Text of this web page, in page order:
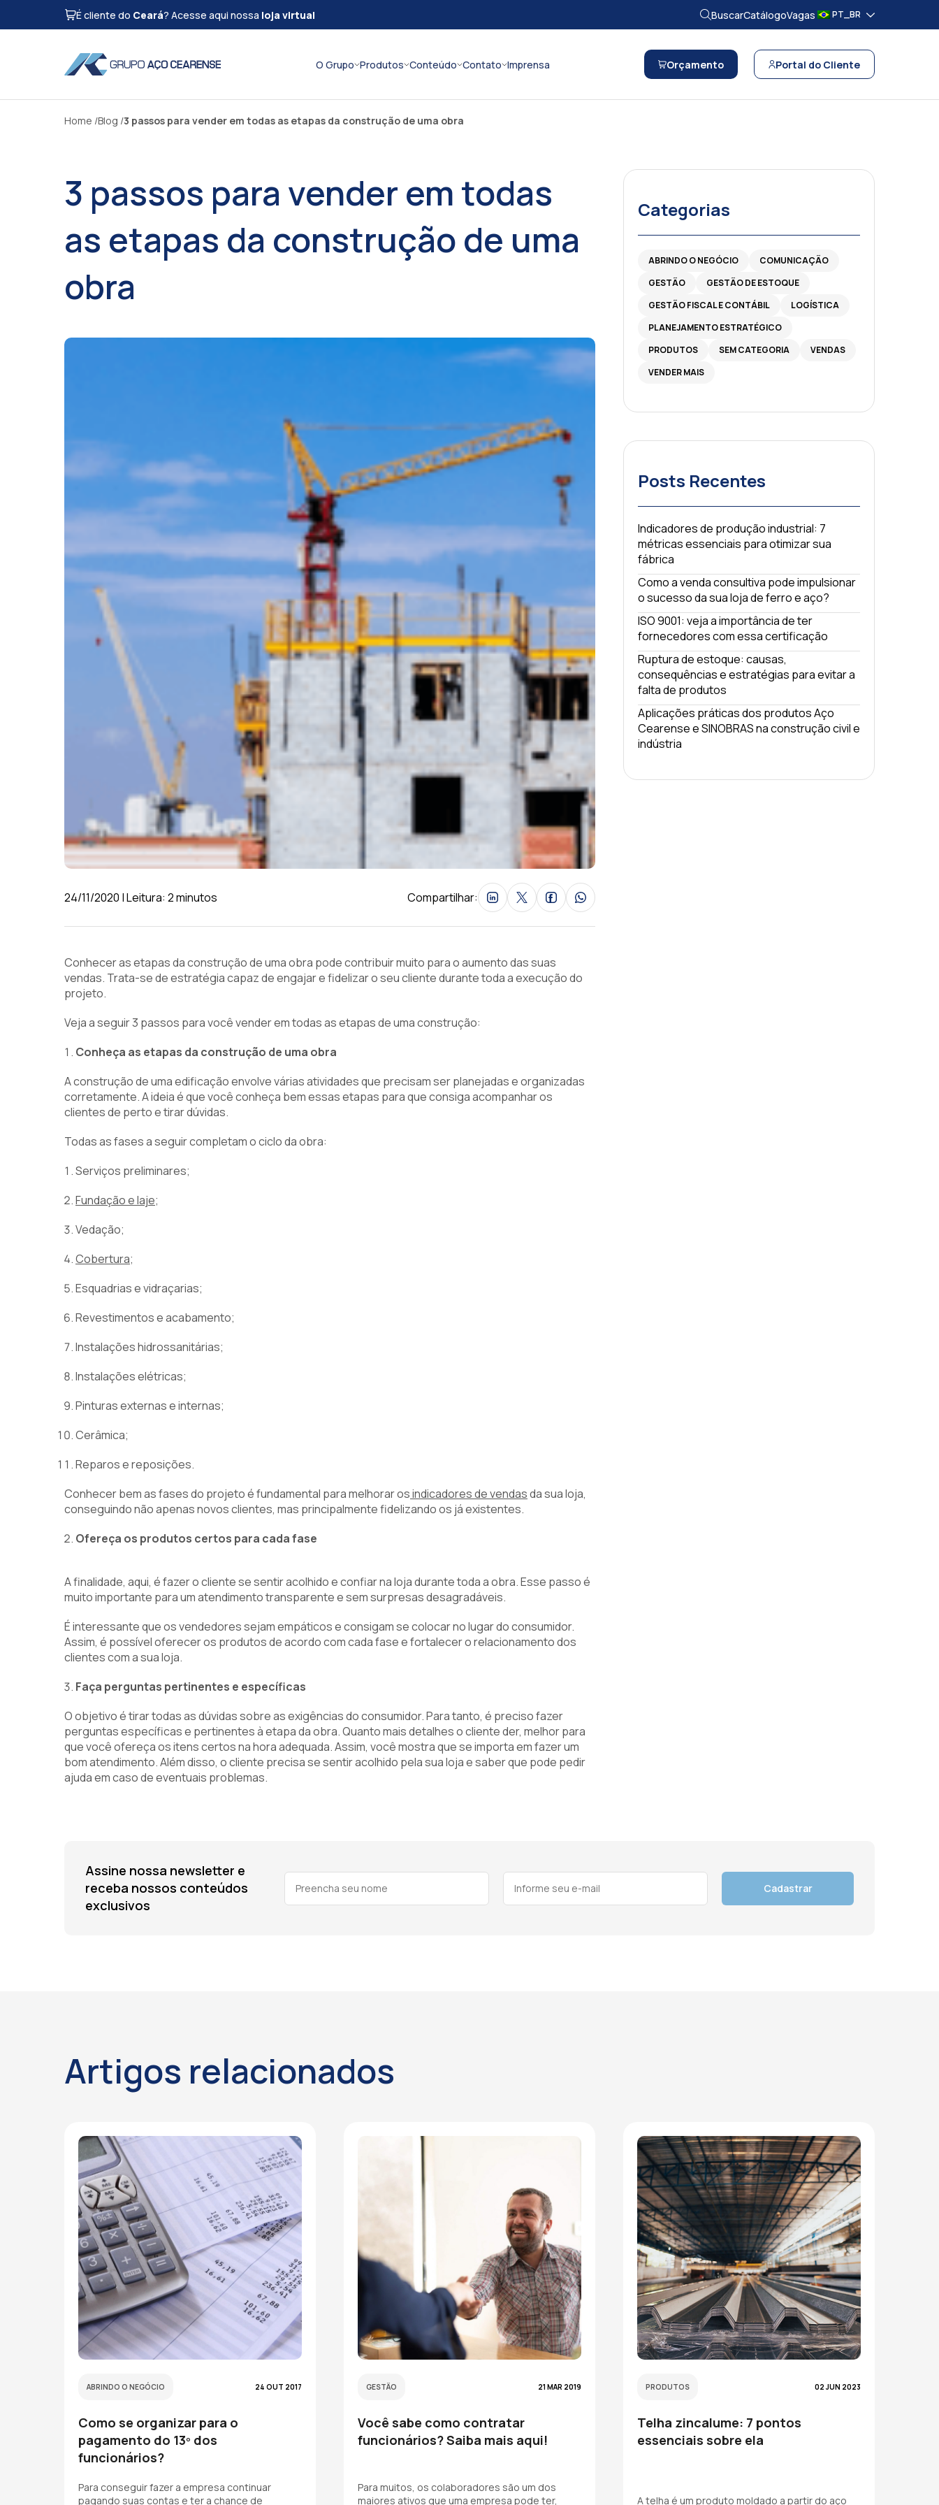
É cliente do Ceará? Acesse aqui nossa loja virtual BuscarCatálogoVagas PT_BR
O Grupo Produtos Conteúdo Contato Imprensa Orçamento Portal do Cliente
Home Blog 3 passos para vender em todas as etapas da construção de uma obra
3 passos para vender em todas
as etapas da construção de uma
obra
24/11/2020 | Leitura: 2 minutos Compartilhar:
Conhecer as etapas da construção de uma obra pode contribuir muito para o aumento das suas
vendas. Trata-se de estratégia capaz de engajar e fidelizar o seu cliente durante toda a execução do
projeto.
Veja a seguir 3 passos para você vender em todas as etapas de uma construção:
Conheça as etapas da construção de uma obra
A construção de uma edificação envolve várias atividades que precisam ser planejadas e organizadas
corretamente. A ideia é que você conheça bem essas etapas para que consiga acompanhar os
clientes de perto e tirar dúvidas.
Todas as fases a seguir completam o ciclo da obra:
Serviços preliminares;
Fundação e laje;
Vedação;
Cobertura;
Esquadrias e vidraçarias;
Revestimentos e acabamento;
Instalações hidrossanitárias;
Instalações elétricas;
Pinturas externas e internas;
Cerâmica;
Reparos e reposições.
Conhecer bem as fases do projeto é fundamental para melhorar osindicadores de vendasda sua loja,
conseguindo não apenas novos clientes, mas principalmente fidelizando os já existentes.
Ofereça os produtos certos para cada fase
A finalidade, aqui, é fazer o cliente se sentir acolhido e confiar na loja durante toda a obra. Esse passo é
muito importante para um atendimento transparente e sem surpresas desagradáveis.
É interessante que os vendedores sejam empáticos e consigam se colocar no lugar do consumidor.
Assim, é possível oferecer os produtos de acordo com cada fase e fortalecer o relacionamento dos
clientes com a sua loja.
Faça perguntas pertinentes e específicas
O objetivo é tirar todas as dúvidas sobre as exigências do consumidor. Para tanto, é preciso fazer
perguntas específicas e pertinentes à etapa da obra. Quanto mais detalhes o cliente der, melhor para
que você ofereça os itens certos na hora adequada. Assim, você mostra que se importa em fazer um
bom atendimento. Além disso, o cliente precisa se sentir acolhido pela sua loja e saber que pode pedir
ajuda em caso de eventuais problemas.
Categorias
ABRINDO O NEGÓCIO
COMUNICAÇÃO
GESTÃO
GESTÃO DE ESTOQUE
GESTÃO FISCAL E CONTÁBIL
LOGÍSTICA
PLANEJAMENTO ESTRATÉGICO
PRODUTOS
SEM CATEGORIA
VENDAS
VENDER MAIS
Posts Recentes
Indicadores de produção industrial: 7
métricas essenciais para otimizar sua
fábrica
Como a venda consultiva pode impulsionar
o sucesso da sua loja de ferro e aço?
ISO 9001: veja a importância de ter
fornecedores com essa certificação
Ruptura de estoque: causas,
consequências e estratégias para evitar a
falta de produtos
Aplicações práticas dos produtos Aço
Cearense e SINOBRAS na construção civil e
indústria
Assine nossa newsletter e
receba nossos conteúdos
exclusivos
Cadastrar
Artigos relacionados
ABRINDO O NEGÓCIO 24 OUT 2017
Como se organizar para o
pagamento do 13º dos
funcionários?
Para conseguir fazer a empresa continuar
pagando suas contas e ter a chance de
GESTÃO 21 MAR 2019
Você sabe como contratar
funcionários? Saiba mais aqui!
Para muitos, os colaboradores são um dos
maiores ativos que uma empresa pode ter,
PRODUTOS 02 JUN 2023
Telha zincalume: 7 pontos
essenciais sobre ela
A telha é um produto moldado a partir do aço